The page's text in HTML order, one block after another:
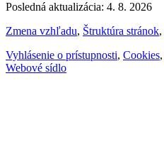
Posledná aktualizácia: 4. 8. 2026
Zmena vzhľadu, Štruktúra stránok,
Vyhlásenie o prístupnosti, Cookies,
Webové sídlo